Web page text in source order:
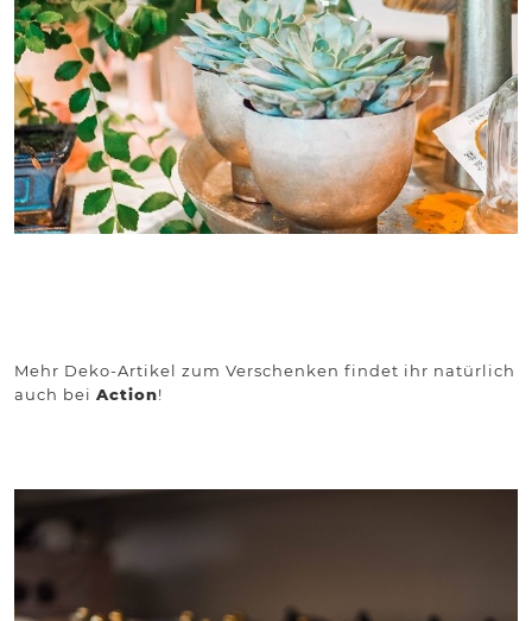
Mehr Deko-Artikel zum Verschenken findet ihr natürlich
auch bei Action!